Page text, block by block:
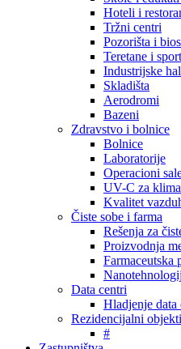
Hoteli i
Tržni centri
Pozorišta i
Teretane i
Industrijske
Skladišta
Aerodromi
Bazeni
Zdravstvo i bolnice
Bolnice
Laboratorije
Operacioni
UV-C za
Kvalitet
Čiste sobe i farma
Rešenja za
Proizvodnja
Farmaceutska
Data centri
Hladjenje data
Rezidencijalni objekti
#